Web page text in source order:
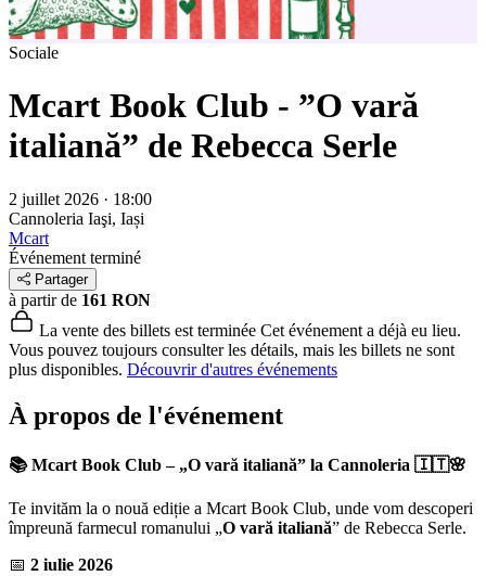
Sociale
Mcart Book Club - ”O vară
italiană” de Rebecca Serle
2 juillet 2026 · 18:00
Cannoleria Iaşi, Iași
Mcart
Événement terminé
Partager
à partir de 161 RON
La vente des billets est terminée Cet événement a déjà eu lieu.
Vous pouvez toujours consulter les détails, mais les billets ne sont
plus disponibles. Découvrir d'autres événements
À propos de l'événement
📚 Mcart Book Club – „O vară italiană” la Cannoleria 🇮🇹🌸
Te invităm la o nouă ediție a Mcart Book Club, unde vom descoperi
împreună farmecul romanului „O vară italiană” de Rebecca Serle.
📅 2 iulie 2026